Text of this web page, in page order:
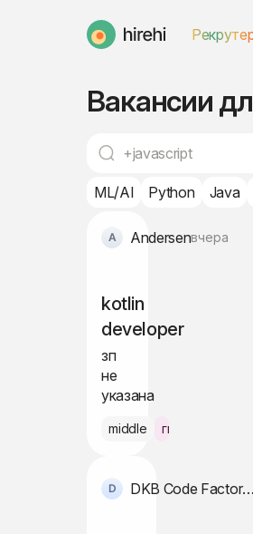
HireHi
Вакансии
ML/AI Python Java
Andersenвчера
kotlin
developer
зп
не
указана
middle гибрид Алматы
DKB Code Factory GmbH